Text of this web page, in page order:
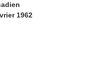
1962